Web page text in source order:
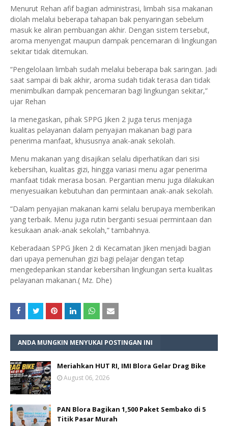
Menurut Rehan afif bagian administrasi, limbah sisa makanan
diolah melalui beberapa tahapan bak penyaringan sebelum
masuk ke aliran pembuangan akhir. Dengan sistem tersebut,
aroma menyengat maupun dampak pencemaran di lingkungan
sekitar tidak ditemukan.
“Pengelolaan limbah sudah melalui beberapa bak saringan. Jadi
saat sampai di bak akhir, aroma sudah tidak terasa dan tidak
menimbulkan dampak pencemaran bagi lingkungan sekitar,”
ujar Rehan
Ia menegaskan, pihak SPPG Jiken 2 juga terus menjaga
kualitas pelayanan dalam penyajian makanan bagi para
penerima manfaat, khususnya anak-anak sekolah.
Menu makanan yang disajikan selalu diperhatikan dari sisi
kebersihan, kualitas gizi, hingga variasi menu agar penerima
manfaat tidak merasa bosan. Pergantian menu juga dilakukan
menyesuaikan kebutuhan dan permintaan anak-anak sekolah.
“Dalam penyajian makanan kami selalu berupaya memberikan
yang terbaik. Menu juga rutin berganti sesuai permintaan dan
kesukaan anak-anak sekolah,” tambahnya.
Keberadaan SPPG Jiken 2 di Kecamatan Jiken menjadi bagian
dari upaya pemenuhan gizi bagi pelajar dengan tetap
mengedepankan standar kebersihan lingkungan serta kualitas
pelayanan makanan.( Mz. Dhe)
ANDA MUNGKIN MENYUKAI POSTINGAN INI
Meriahkan HUT RI, IMI Blora Gelar Drag Bike
August 06, 2026
PAN Blora Bagikan 1,500 Paket Sembako di 5
Titik Pasar Murah